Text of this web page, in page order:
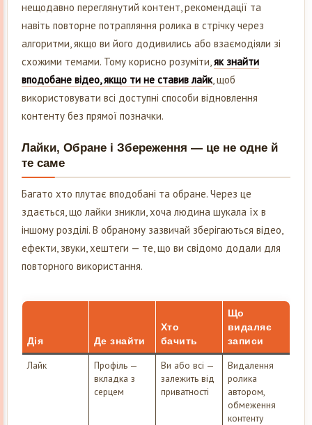
нещодавно переглянутий контент, рекомендації та
навіть повторне потрапляння ролика в стрічку через
алгоритми, якщо ви його додивились або взаємодіяли зі
схожими темами. Тому корисно розуміти,як знайти
вподобане відео, якщо ти не ставив лайк, щоб
використовувати всі доступні способи відновлення
контенту без прямої позначки.
Лайки, Обране і Збереження — це не одне й
те саме
Багато хто плутає вподобані та обране. Через це
здається, що лайки зникли, хоча людина шукала їх в
іншому розділі. В обраному зазвичай зберігаються відео,
ефекти, звуки, хештеги — те, що ви свідомо додали для
повторного використання.
Дія Де знайти
Хто
бачить
Що
видаляє
записи
Лайк
Профіль —
вкладка з
серцем
Ви або всі —
залежить від
приватності
Видалення
ролика
автором,
обмеження
контенту